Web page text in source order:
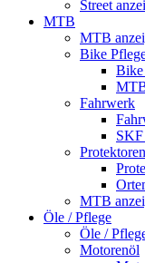
Street
MTB
MTB
Bike
Bike
Fahrwerk
Protektoren
MTB
Öle / Pflege
Öle /
Motorenöl